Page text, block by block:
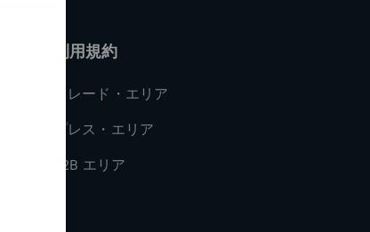
利用規約
トレード・エリア
プレス・エリア
B2B エリア